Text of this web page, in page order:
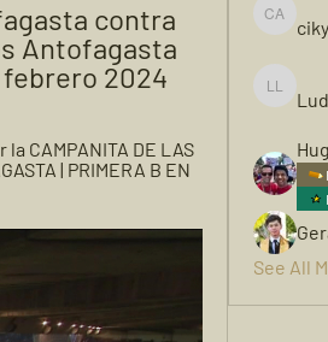
contra
Antofagasta
2024
CAMPANITA DE LAS
| PRIMERA B EN
cikya
See All